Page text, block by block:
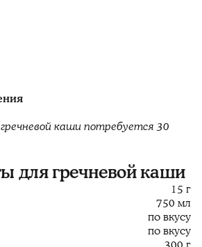
каши потребуется 30
для гречневой каши
15 г
750 мл
по вкусу
по вкусу